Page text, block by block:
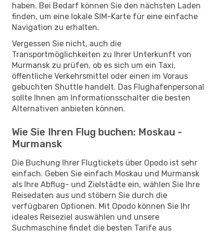
haben. Bei Bedarf können Sie den nächsten Laden
finden, um eine lokale SIM-Karte für eine einfache
Navigation zu erhalten.
Vergessen Sie nicht, auch die
Transportmöglichkeiten zu Ihrer Unterkunft von
Murmansk zu prüfen, ob es sich um ein Taxi,
öffentliche Verkehrsmittel oder einen im Voraus
gebuchten Shuttle handelt. Das Flughafenpersonal
sollte Ihnen am Informationsschalter die besten
Alternativen anbieten können.
Wie Sie Ihren Flug buchen: Moskau -
Murmansk
Die Buchung Ihrer Flugtickets über Opodo ist sehr
einfach. Geben Sie einfach Moskau und Murmansk
als Ihre Abflug- und Zielstädte ein, wählen Sie Ihre
Reisedaten aus und stöbern Sie durch die
verfügbaren Optionen. Mit Opodo können Sie Ihr
ideales Reiseziel auswählen und unsere
Suchmaschine findet die besten Tarife aus